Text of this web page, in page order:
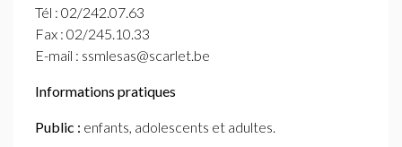
Tél : 02/242.07.63
Fax : 02/245.10.33
E-mail : ssmlesas@scarlet.be
Informations pratiques
Public : enfants, adolescents et adultes.